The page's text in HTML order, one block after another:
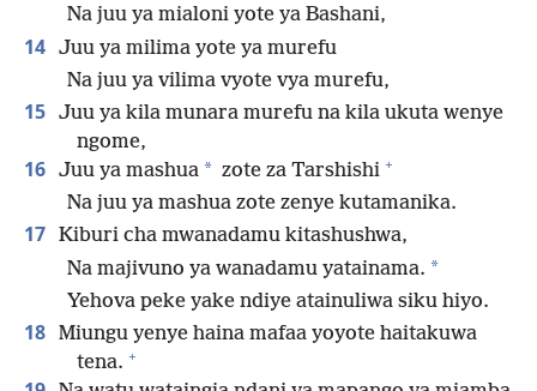
Na juu ya mialoni yote ya Bashani,
14 Juu ya milima yote ya murefu
Na juu ya vilima vyote vya murefu,
15 Juu ya kila munara murefu na kila ukuta wenye
ngome,
16 Juu ya mashua * zote za Tarshishi +
Na juu ya mashua zote zenye kutamanika.
17 Kiburi cha mwanadamu kitashushwa,
Na majivuno ya wanadamu yatainama. *
Yehova peke yake ndiye atainuliwa siku hiyo.
18 Miungu yenye haina mafaa yoyote haitakuwa
tena. +